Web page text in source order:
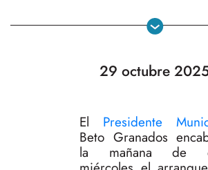
29 octubre
El Presidente
Beto Granados
la mañana de